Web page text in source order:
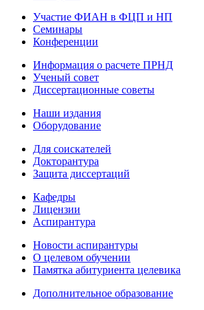
Участие ФИАН в ФЦП и НП
Семинары
Конференции
Информация о расчете ПРНД
Ученый совет
Диссертационные советы
Наши издания
Оборудование
Для соискателей
Докторантура
Защита диссертаций
Кафедры
Лицензии
Аспирантура
Новости аспирантуры
О целевом обучении
Памятка абитуриента целевика
Дополнительное образование